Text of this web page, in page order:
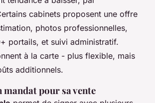
cabinets proposent une offre
photos professionnelles,
portails, et suivi administratif.
à la carte - plus flexible, mais
additionnels.
pour sa vente